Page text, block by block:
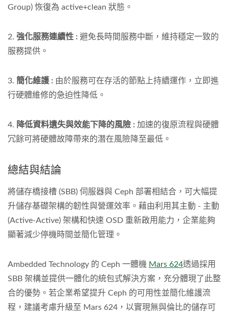
Group) 恢復為 active+clean 狀態。
2. 強化服務連續性 : 避免長時間服務中斷，維持穩定一致的
服務提供。
3. 簡化維護 : 由於服務可在存活的節點上持續運作，立即進
行硬體維修的急迫性降低。
4. 降低資料遺失與效能下降的風險 : 加速的復原流程與硬體
冗餘可將硬體故障帶來的潛在風險降至最低。
總結與結論
將儲存橋接槽 (SBB) 伺服器與 Ceph 部署相結合，可大幅提
升儲存基礎架構的韌性與營運效率。藉由利用其主動 - 主動
(Active-Active) 架構和快速 OSD 重新啟用能力，企業能夠
顯著減少停機時間並簡化管理。
Ambedded Technology 的 Ceph 一體機 Mars 624透過採用
SBB 架構並提供一體化的統包式解決方案，充分體現了此整
合的優勢。若企業希望提升 Ceph 的可用性並簡化維護流
程，建議考慮升級至 Mars 624，以實現無與倫比的儲存可